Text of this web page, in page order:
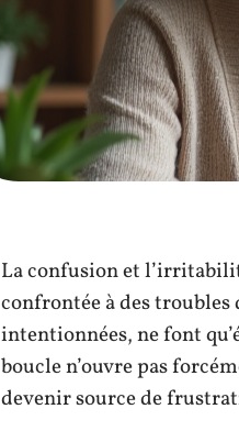
La confusion et
confrontée à des
intentionnées, ne font
boucle n’ouvre pas
devenir source de